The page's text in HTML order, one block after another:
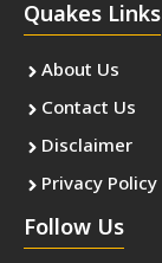
Quakes Links
About Us
Contact Us
Disclaimer
Privacy Policy
Follow Us